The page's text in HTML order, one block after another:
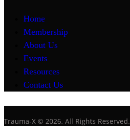
Home
Membership
About Us
Events
Resources
Contact Us
Trauma-X © 2026. All Rights Reserved.